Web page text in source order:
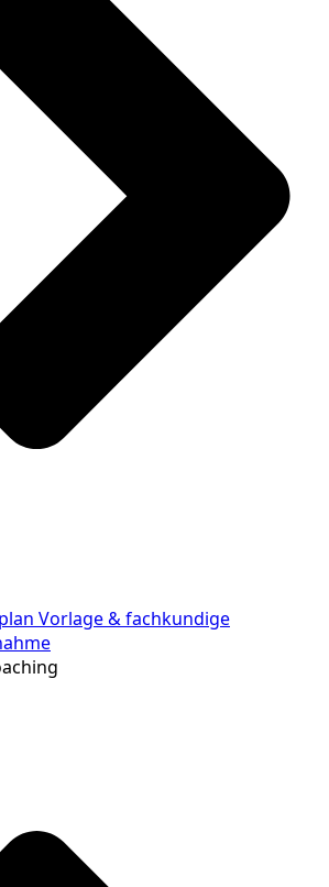
Vorlage & fachkundige